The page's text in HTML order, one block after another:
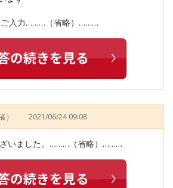
ご入力………（省略）………
） 2021/06/24 09:08
ざいました。………（省略）………